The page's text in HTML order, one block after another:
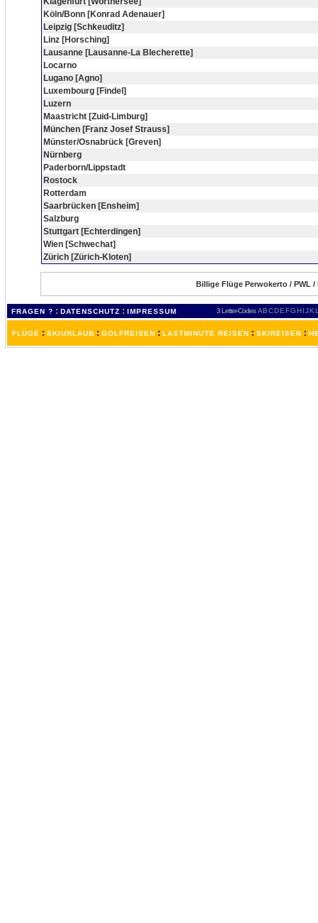
Köln/Bonn [Konrad Adenauer]
Leipzig [Schkeuditz]
Linz [Horsching]
Lausanne [Lausanne-La Blecherette]
Locarno
Lugano [Agno]
Luxembourg [Findel]
Luzern
Maastricht [Zuid-Limburg]
München [Franz Josef Strauss]
Münster/Osnabrück [Greven]
Nürnberg
Paderborn/Lippstadt
Rostock
Rotterdam
Saarbrücken [Ensheim]
Salzburg
Stuttgart [Echterdingen]
Wien [Schwechat]
Zürich [Zürich-Kloten]
Billige Flüge Perwokerto / PWL
FRAGEN ? : DATENSCHUTZ : IMPRESSUM 3 Letter-Codes ABCDEFGH IJKL
FLÜGE : SKIURLAUB : GOLFREISEN : LASTMINUTE REISEN : SKIREISEN :